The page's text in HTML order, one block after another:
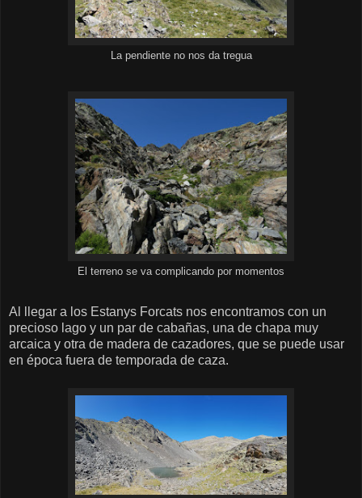
La pendiente no nos da tregua
El terreno se va complicando por momentos
Al llegar a los Estanys Forcats nos encontramos con un
precioso lago y un par de cabañas, una de chapa muy
arcaica y otra de madera de cazadores, que se puede usar
en época fuera de temporada de caza.